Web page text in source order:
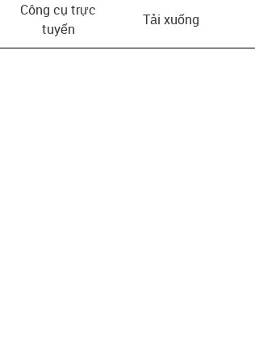
Công cụ trực
tuyến
Tải xuống